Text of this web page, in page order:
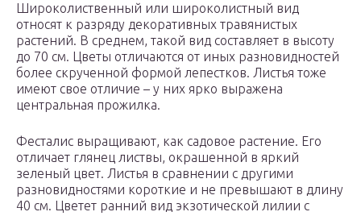
Широколиственный или широколистный вид
относят к разряду декоративных травянистых
растений. В среднем, такой вид составляет в высоту
до 70 см. Цветы отличаются от иных разновидностей
более скрученной формой лепестков. Листья тоже
имеют свое отличие – у них ярко выражена
центральная прожилка.
Фесталис выращивают, как садовое растение. Его
отличает глянец листвы, окрашенной в яркий
зеленый цвет. Листья в сравнении с другими
разновидностями короткие и не превышают в длину
40 см. Цветет ранний вид экзотической лилии с